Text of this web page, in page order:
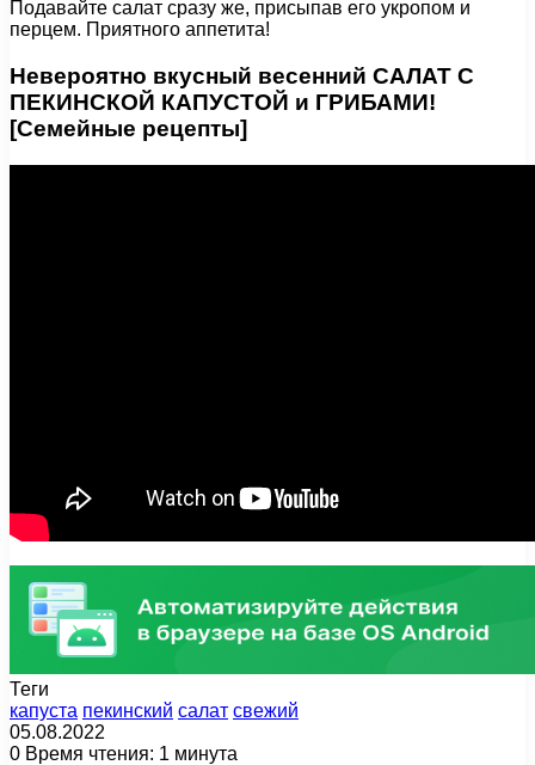
Подавайте салат сразу же, присыпав его укропом и
перцем. Приятного аппетита!
Невероятно вкусный весенний САЛАТ С
ПЕКИНСКОЙ КАПУСТОЙ и ГРИБАМИ!
[Семейные рецепты]
Теги
капуста пекинский салат свежий
05.08.2022
0 Время чтения: 1 минута